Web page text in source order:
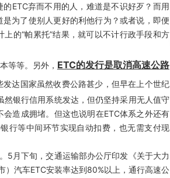
ETC弃而不用的人，难道是不识好歹？而用
为了使别人更好的利他行为？或者说，即便
的“帕累托”结果，就可以不计行政手段和方
等等。另外， ETC的发行是取消高速公路
发达国家虽然收费公路甚少，但早在上个世纪
银行信用系统发达，但仍坚持采用无人值守
造成拥堵。但这也说明在ETC体系之外还有
行等中间环节实现自动扣费，也无需支付现
月下旬，交通运输部办公厅印发《关于大力
）汽车ETC安装率达到80%以上，通行高速公